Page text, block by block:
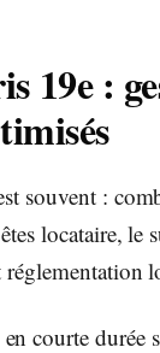
19e :
souvent :
locataire, le
courte durée